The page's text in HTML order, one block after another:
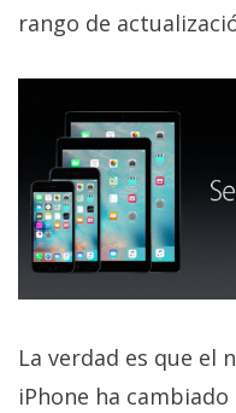
rango de
La verdad es que el
iPhone ha